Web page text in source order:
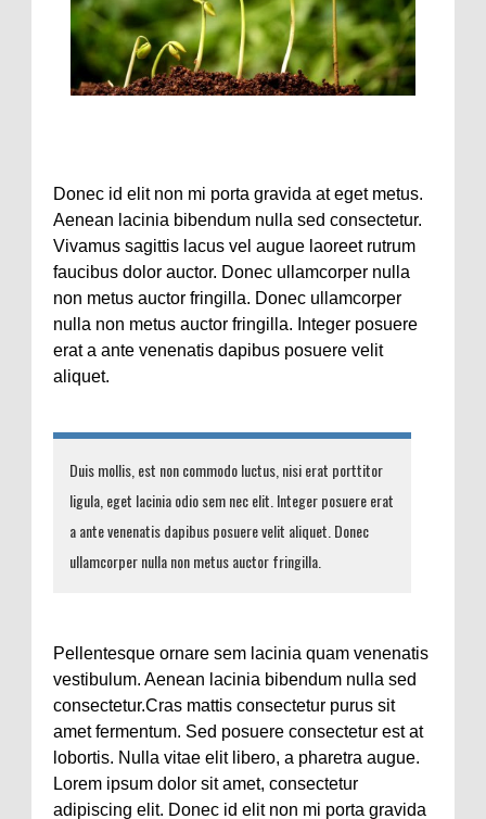
Donec id elit non mi porta gravida at eget metus.
Aenean lacinia bibendum nulla sed consectetur.
Vivamus sagittis lacus vel augue laoreet rutrum
faucibus dolor auctor. Donec ullamcorper nulla
non metus auctor fringilla. Donec ullamcorper
nulla non metus auctor fringilla. Integer posuere
erat a ante venenatis dapibus posuere velit
aliquet.
Duis mollis, est non commodo luctus, nisi erat porttitor
ligula, eget lacinia odio sem nec elit. Integer posuere erat
a ante venenatis dapibus posuere velit aliquet. Donec
ullamcorper nulla non metus auctor fringilla.
Pellentesque ornare sem lacinia quam venenatis
vestibulum. Aenean lacinia bibendum nulla sed
consectetur.Cras mattis consectetur purus sit
amet fermentum. Sed posuere consectetur est at
lobortis. Nulla vitae elit libero, a pharetra augue.
Lorem ipsum dolor sit amet, consectetur
adipiscing elit. Donec id elit non mi porta gravida